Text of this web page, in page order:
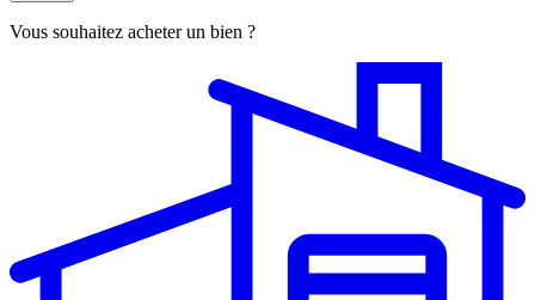
Vous souhaitez acheter un bien ?